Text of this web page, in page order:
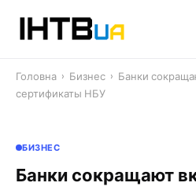
Головна › Бизнес › Банки
сертификаты НБУ
БИЗНЕС
Банки сокращают